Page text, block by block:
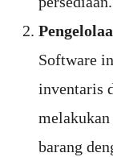
Software
inventaris
melakukan
barang